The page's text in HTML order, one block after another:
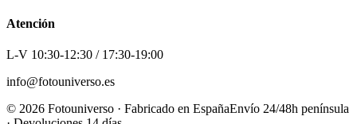
Atención
L-V 10:30-12:30 / 17:30-19:00
info@fotouniverso.es
© 2026 Fotouniverso · Fabricado en EspañaEnvío 24/48h península